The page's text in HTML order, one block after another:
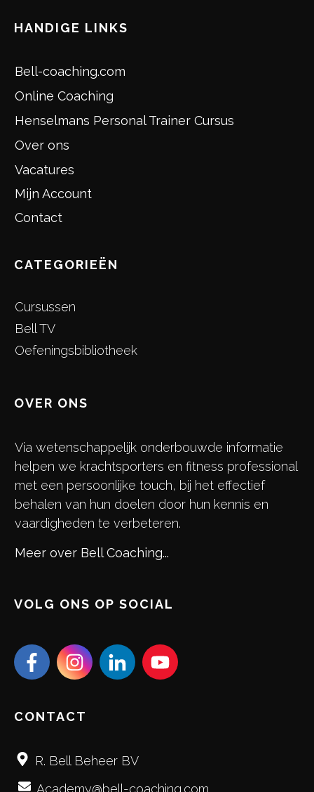
HANDIGE LINKS
Bell-coaching.com
Online Coaching
Henselmans Personal Trainer Cursus
Over ons
Vacatures
Mijn Account
Contact
CATEGORIEËN
Cursussen
Bell TV
Oefeningsbibliotheek
OVER ONS
Via wetenschappelijk onderbouwde informatie
helpen we krachtsporters en fitness professional
met een persoonlijke touch, bij het effectief
behalen van hun doelen door hun kennis en
vaardigheden te verbeteren.
Meer over Bell Coaching...
VOLG ONS OP SOCIAL
CONTACT
R. Bell Beheer BV